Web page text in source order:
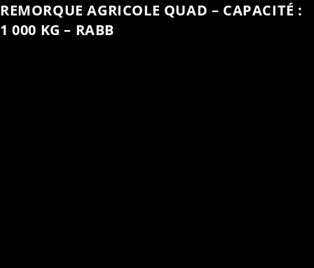
REMORQUE AGRICOLE QUAD – CAPACITÉ :
1 000 KG – RABB